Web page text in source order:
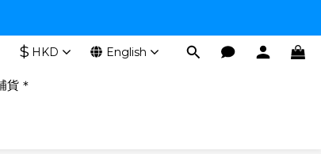
$ HKD English
貨＊